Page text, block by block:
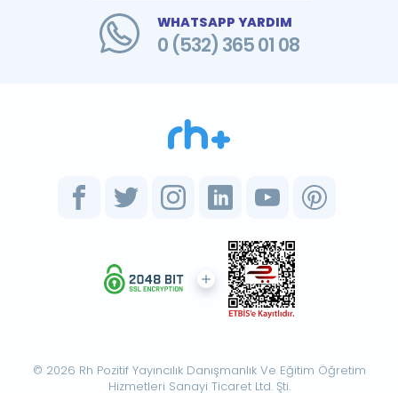
WHATSAPP YARDIM
0 (532) 365 01 08
© 2026 Rh Pozitif Yayıncılık Danışmanlık Ve Eğitim Öğretim
Hizmetleri Sanayi Ticaret Ltd. Şti.